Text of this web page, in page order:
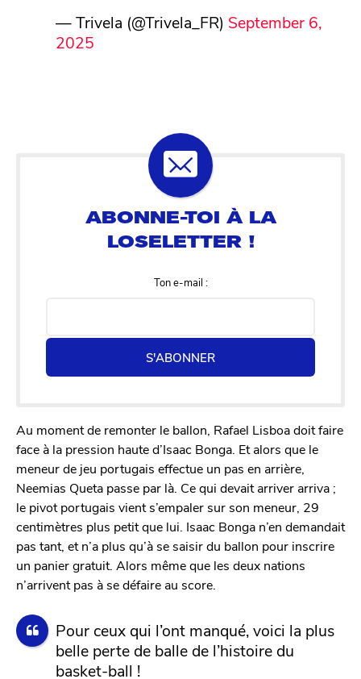
— Trivela (@Trivela_FR) September 6,
2025
Ton e-mail :
S'ABONNER
Au moment de remonter le ballon, Rafael Lisboa doit faire
face à la pression haute d’Isaac Bonga. Et alors que le
meneur de jeu portugais effectue un pas en arrière,
Neemias Queta passe par là. Ce qui devait arriver arriva ;
le pivot portugais vient s’empaler sur son meneur, 29
centimètres plus petit que lui. Isaac Bonga n’en demandait
pas tant, et n’a plus qu’à se saisir du ballon pour inscrire
un panier gratuit. Alors même que les deux nations
n’arrivent pas à se défaire au score.
Pour ceux qui l’ont manqué, voici la plus
belle perte de balle de l’histoire du
basket-ball !